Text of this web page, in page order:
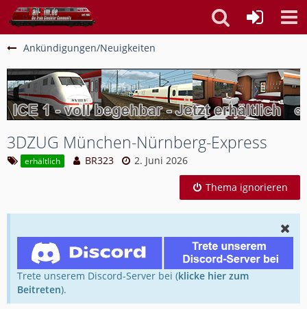
Ankündigungen/Neuigkeiten
3DZUG München-Nürnberg-Express
erhältlich BR323 2. Juni 2026
Thema ignorieren
Trete unserem Discord-Server bei (klicke hier zum
Beitreten).